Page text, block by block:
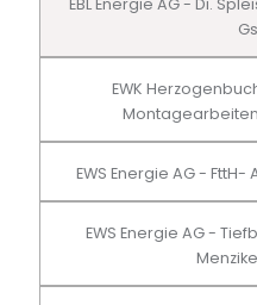
EWK
EWS Energie AG -
EWS Energie AG -